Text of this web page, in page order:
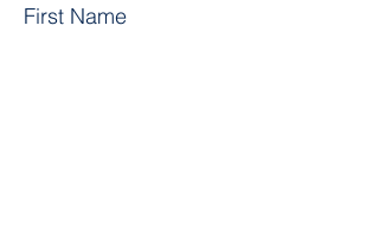
First Name